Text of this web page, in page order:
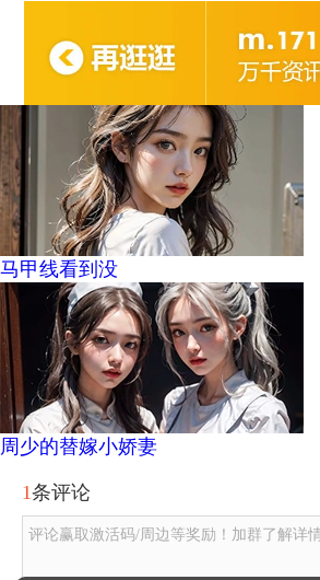
马甲线看到没
周少的替嫁小娇妻
1条评论
评论赢取激活码/周边等奖励！加群了解详